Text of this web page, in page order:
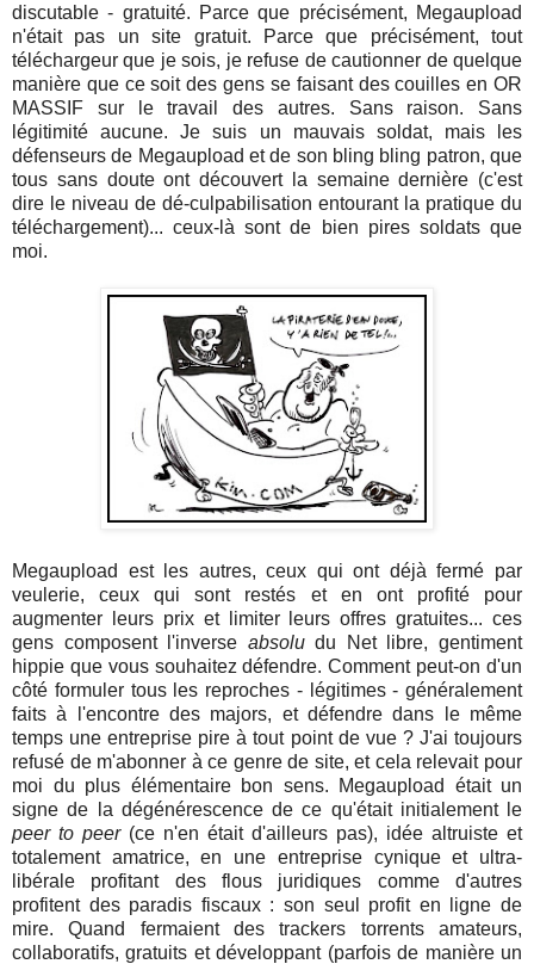
discutable - gratuité. Parce que précisément, Megaupload
n'était pas un site gratuit. Parce que précisément, tout
téléchargeur que je sois, je refuse de cautionner de quelque
manière que ce soit des gens se faisant des couilles en OR
MASSIF sur le travail des autres. Sans raison. Sans
légitimité aucune. Je suis un mauvais soldat, mais les
défenseurs de Megaupload et de son bling bling patron, que
tous sans doute ont découvert la semaine dernière (c'est
dire le niveau de dé-culpabilisation entourant la pratique du
téléchargement)... ceux-là sont de bien pires soldats que
moi.
Megaupload est les autres, ceux qui ont déjà fermé par
veulerie, ceux qui sont restés et en ont profité pour
augmenter leurs prix et limiter leurs offres gratuites... ces
gens composent l'inverse absoludu Net libre, gentiment
hippie que vous souhaitez défendre. Comment peut-on d'un
côté formuler tous les reproches - légitimes - généralement
faits à l'encontre des majors, et défendre dans le même
temps une entreprise pire à tout point de vue ? J'ai toujours
refusé de m'abonner à ce genre de site, et cela relevait pour
moi du plus élémentaire bon sens. Megaupload était un
signe de la dégénérescence de ce qu'était initialement le
peer to peer(ce n'en était d'ailleurs pas), idée altruiste et
totalement amatrice, en une entreprise cynique et ultra-
libérale profitant des flous juridiques comme d'autres
profitent des paradis fiscaux : son seul profit en ligne de
mire. Quand fermaient des trackers torrents amateurs,
collaboratifs, gratuits et développant (parfois de manière un